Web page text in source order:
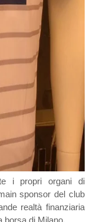
i propri organi di
sponsor del club
realtà finanziaria